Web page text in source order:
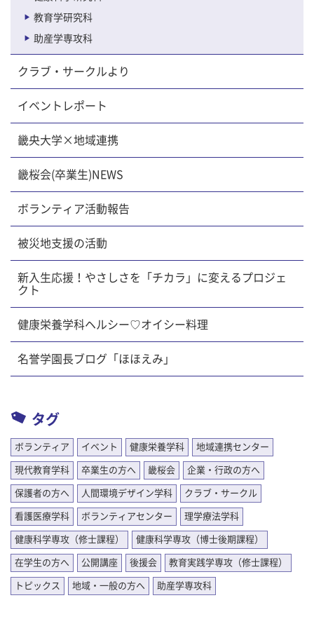
教育学研究科
助産学専攻科
クラブ・サークルより
イベントレポート
畿央大学×地域連携
畿桜会(卒業生)NEWS
ボランティア活動報告
被災地支援の活動
新入生応援！やさしさを「チカラ」に変えるプロジェ
クト
健康栄養学科ヘルシー♡オイシー料理
名誉学園長ブログ「ほほえみ」
タグ
ボランティア イベント 健康栄養学科 地域連携センター
現代教育学科 卒業生の方へ 畿桜会 企業・行政の方へ
保護者の方へ 人間環境デザイン学科 クラブ・サークル
看護医療学科 ボランティアセンター 理学療法学科
健康科学専攻（修士課程） 健康科学専攻（博士後期課程）
在学生の方へ 公開講座 後援会 教育実践学専攻（修士課程）
トピックス 地域・一般の方へ 助産学専攻科